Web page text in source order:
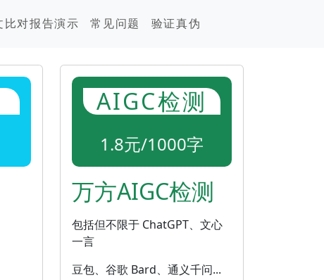
比对报告演示 常见问题 验证真伪
AIGC检测
1.8元/1000字
万方AIGC检测
包括但不限于 ChatGPT、文心
一言
豆包、谷歌 Bard、通义千问...